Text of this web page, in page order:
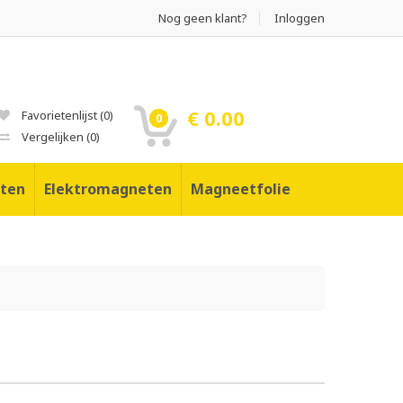
Nog geen klant? Inloggen
Favorietenlijst(0)
Vergelijken (0)
0 € 0.00
Elektromagneten Magneetfolie